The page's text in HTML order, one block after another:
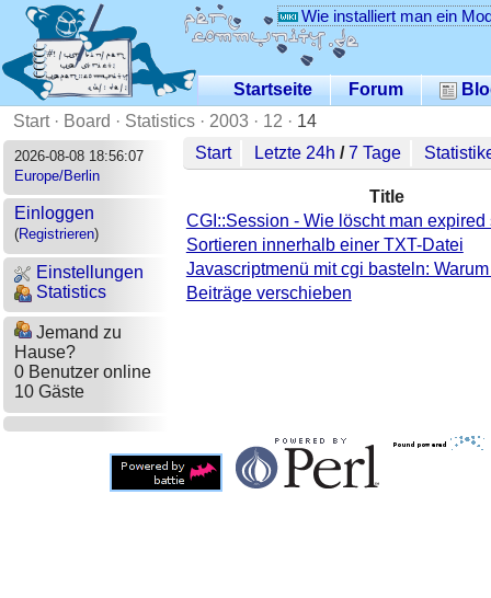
Wie installiert man ein
Startseite Forum
Start· Board · Statistics · 2003 · 12 · 14
2026-08-08 18:56:07
Europe/Berlin
Einloggen
(Registrieren)
Einstellungen
Statistics
Jemand zu
Hause?
0 Benutzer online
10 Gäste
Start Letzte 24h /7 Tage
Title
CGI::Session - Wie löscht man
Sortieren innerhalb einer TXT-Datei
Javascriptmenü mit cgi basteln:
Beiträge verschieben